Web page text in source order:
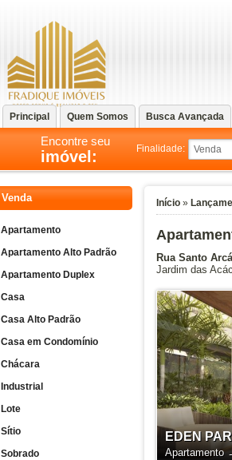
Principal Quem Somos Busca Avançada
Encontre seu
imóvel: Finalidade:
Início »
Rua Santo
Jardim das
EDEN
Apartamento
Venda
Apartamento
Apartamento Alto Padrão
Apartamento Duplex
Casa
Casa Alto Padrão
Casa em Condomínio
Chácara
Industrial
Lote
Sítio
Sobrado